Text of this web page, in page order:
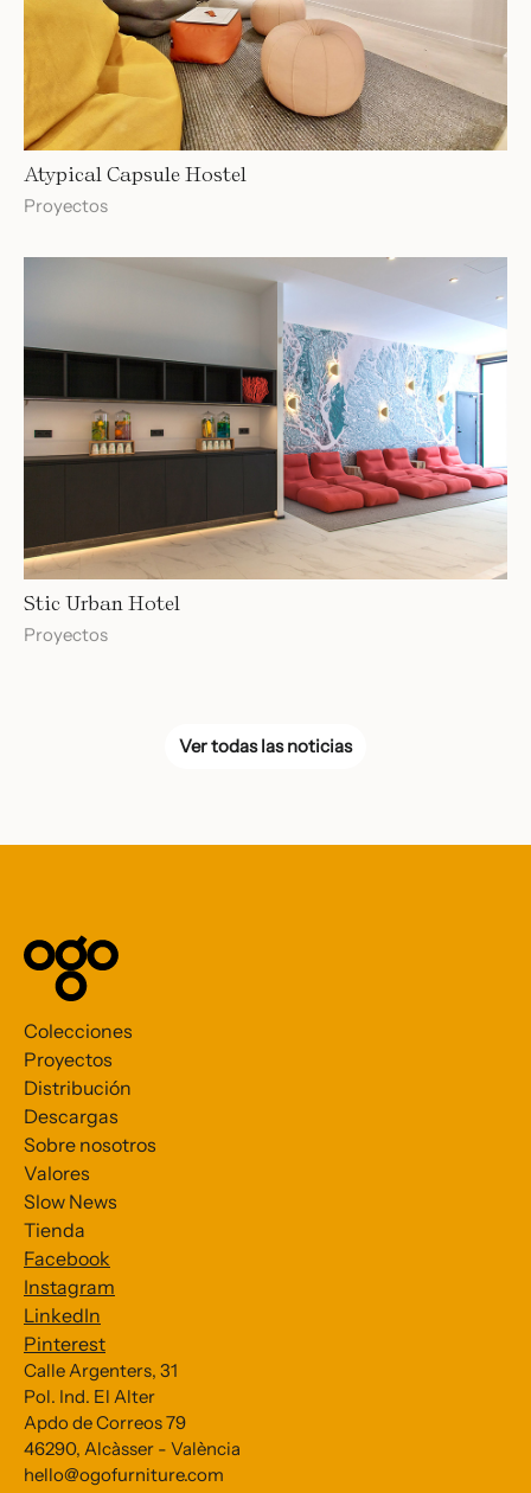
Atypical Capsule Hostel
Proyectos
Stic Urban Hotel
Proyectos
Ver todas las noticias
Colecciones
Proyectos
Distribución
Descargas
Sobre nosotros
Valores
Slow News
Tienda
Facebook
Instagram
LinkedIn
Pinterest
Calle Argenters, 31
Pol. Ind. El Alter
Apdo de Correos 79
46290, Alcàsser - València
hello@ogofurniture.com
Subscribe to our Newsletter